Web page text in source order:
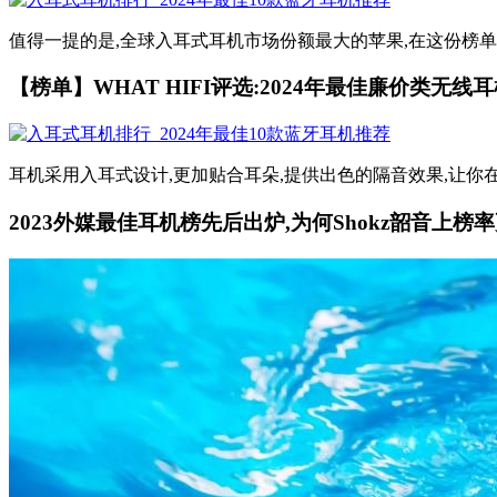
值得一提的是,全球入耳式耳机市场份额最大的苹果,在这份榜
【榜单】WHAT HIFI评选:2024年最佳廉价类无线
耳机采用入耳式设计,更加贴合耳朵,提供出色的隔音效果,让你
2023外媒最佳耳机榜先后出炉,为何Shokz韶音上榜